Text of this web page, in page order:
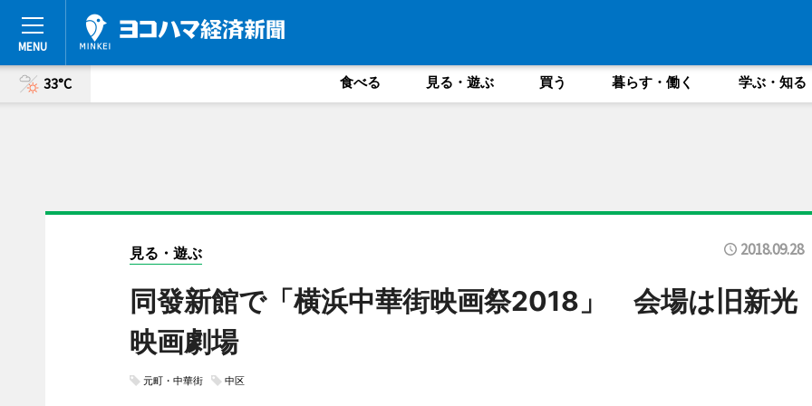
33°C 食べる 見る・遊ぶ 買う 暮らす・働く 学ぶ・知る
見る・遊ぶ 2018.09.28
同發新館で「横浜中華街映画祭2018」 会場は旧新光
映画劇場
元町・中華街 中区